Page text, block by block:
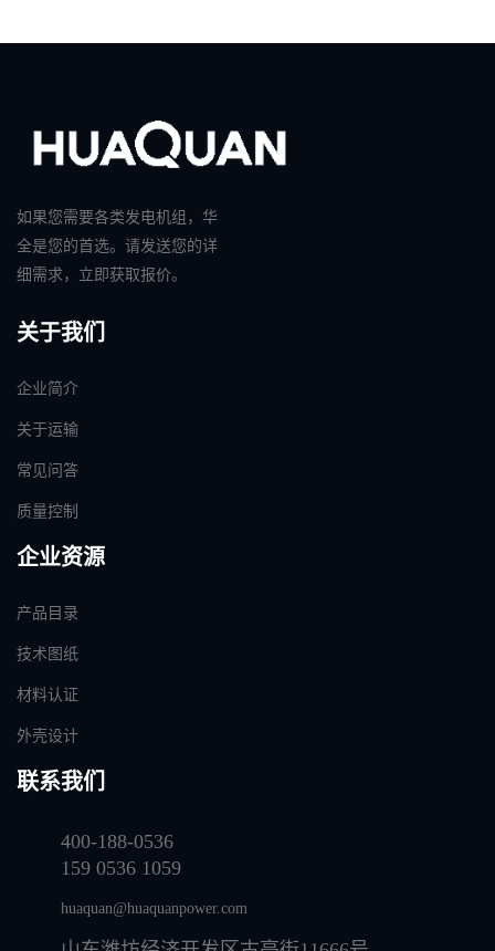
如果您需要各类发电机组，华
全是您的首选。请发送您的详
细需求，立即获取报价。
关于我们
企业简介
关于运输
常见问答
质量控制
企业资源
产品目录
技术图纸
材料认证
外壳设计
联系我们
400-188-0536
159 0536 1059
huaquan@huaquanpower.com